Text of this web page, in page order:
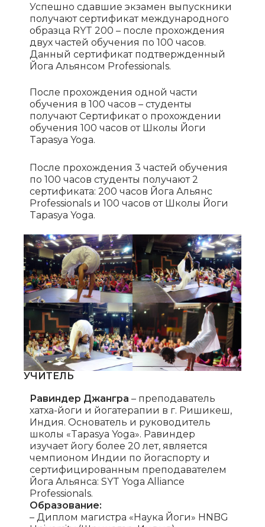
Успешно сдавшие экзамен выпускники
получают сертификат международного
образца RYT 200 – после прохождения
двух частей обучения по 100 часов.
Данный сертификат подтвержденный
Йога Альянсом Professionals.
После прохождения одной части
обучения в 100 часов – студенты
получают Сертификат о прохождении
обучения 100 часов от Школы Йоги
Tapasya Yoga.
После прохождения 3 частей обучения
по 100 часов студенты получают 2
сертификата: 200 часов Йога Альянс
Professionals и 100 часов от Школы Йоги
Tapasya Yoga.
УЧИТЕЛЬ
Равиндер Джангра – преподаватель
хатха-йоги и йогатерапии в г. Ришикеш,
Индия. Основатель и руководитель
школы «Tapasya Yoga». Равиндер
изучает йогу более 20 лет, является
чемпионом Индии по йогаспорту и
сертифицированным преподавателем
Йога Альянса: SYT Yoga Alliance
Professionals.
Образование:
– Диплом магистра «Наука Йоги» HNBG